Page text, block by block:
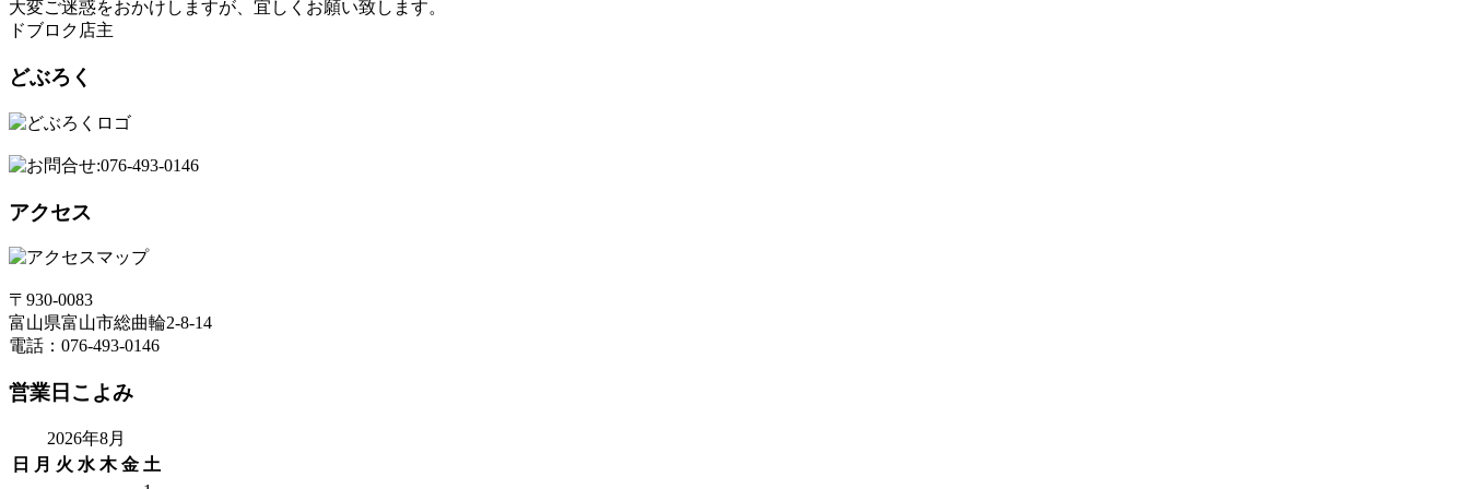
大変ご迷惑をおかけしますが、宜しくお願い致します。
ドブロク店主
どぶろく
アクセス
〒930-0083
富山県富山市総曲輪2-8-14
電話：076-493-0146
営業日こよみ
2026年8月
日
月 火 水 木 金 土